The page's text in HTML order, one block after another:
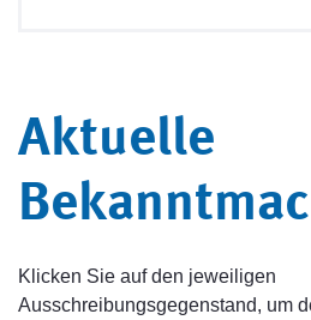
Aktuelle
Klicken Sie auf den jeweiligen
Ausschreibungsgegenstand, um